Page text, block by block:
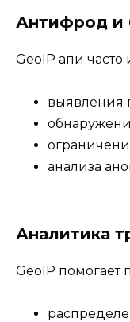
Антифрод и
GeoIP апи часто
выявления
анализа
Аналитика
GeoIP помогает